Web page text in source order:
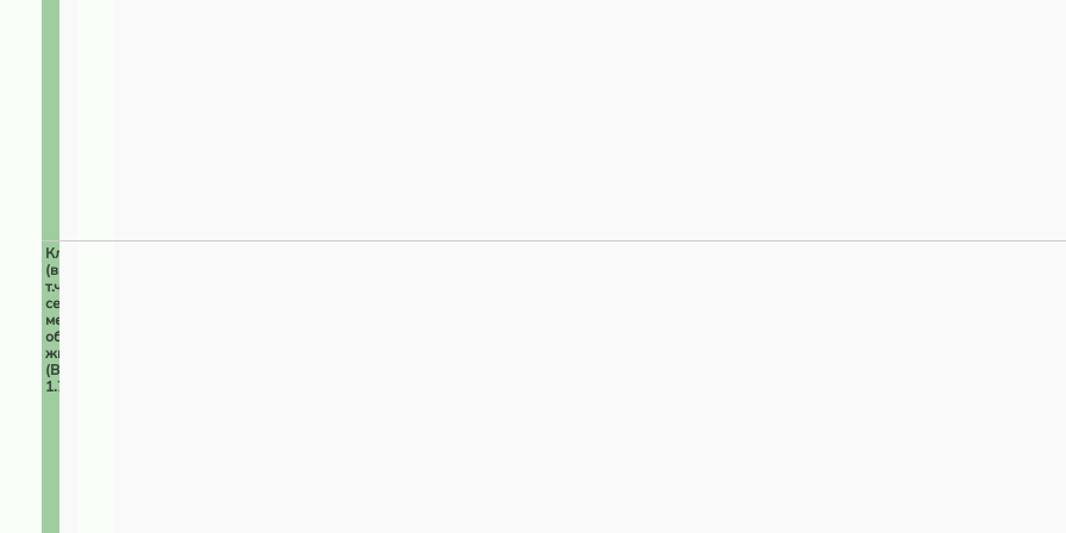
Ключевые
(в
т.ч.
сезонные)
места
обитания
животных
(ВПЦ
1.7)